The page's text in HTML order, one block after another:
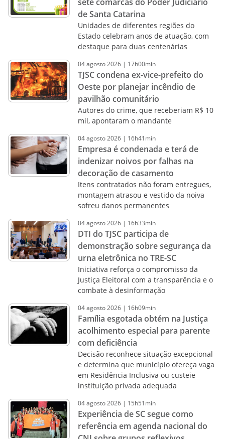
de Santa Catarina
Unidades de diferentes regiões do
Estado celebram anos de atuação, com
destaque para duas centenárias
04agosto2026 | 17h00min
TJSC condena ex-vice-prefeito do
Oeste por planejar incêndio de
pavilhão comunitário
Autores do crime, que receberiam R$ 10
mil, apontaram o mandante
04agosto2026 | 16h41min
Empresa é condenada e terá de
indenizar noivos por falhas na
decoração de casamento
Itens contratados não foram entregues,
montagem atrasou e vestido da noiva
sofreu danos permanentes
04agosto2026 | 16h33min
DTI do TJSC participa de
demonstração sobre segurança da
urna eletrônica no TRE-SC
Iniciativa reforça o compromisso da
Justiça Eleitoral com a transparência e o
combate à desinformação
04agosto2026 | 16h09min
Família esgotada obtém na Justiça
acolhimento especial para parente
com deficiência
Decisão reconhece situação excepcional
e determina que município ofereça vaga
em Residência Inclusiva ou custeie
instituição privada adequada
04agosto2026 | 15h51min
Experiência de SC segue como
referência em agenda nacional do